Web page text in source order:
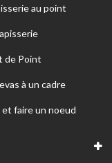
au point
de Point
à un cadre
faire un noeud